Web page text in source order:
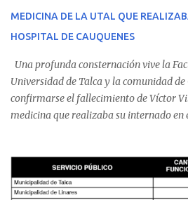
MEDICINA DE LA UTAL QUE
HOSPITAL DE CAUQUENES
Una profunda consternación vive la
Universidad de Talca y la comunidad de
confirmarse el fallecimiento de Víctor
medicina que realizaba su internado en
malestares físicos. Dada la complejidad
equipo médico determinó su traslado